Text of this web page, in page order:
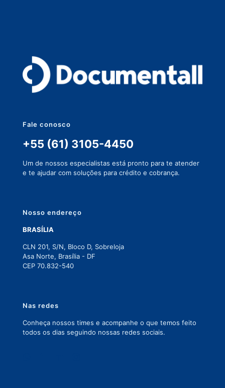
Fale conosco
+55 (61) 3105-4450
Um de nossos especialistas está pronto para te atender
e te ajudar com soluções para crédito e cobrança.
Nosso endereço
BRASÍLIA
CLN 201, S/N, Bloco D, Sobreloja
Asa Norte, Brasília - DF
CEP 70.832-540
Nas redes
Conheça nossos times e acompanhe o que temos feito
todos os dias seguindo nossas redes sociais.